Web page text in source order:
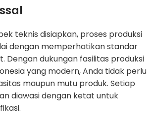
teknis disiapkan, proses produksi
dengan memperhatikan standar
Dengan dukungan fasilitas produksi
yang modern, Anda tidak perlu
maupun mutu produk. Setiap
diawasi dengan ketat untuk